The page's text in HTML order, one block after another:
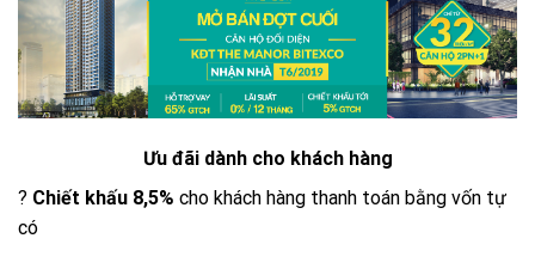
Ưu đãi dành cho khách hàng
? Chiết khấu 8,5% cho khách hàng thanh toán bằng vốn tự
có